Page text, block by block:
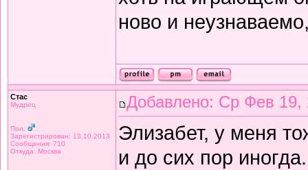
ново и
Стас
Мудрец
Пол:
Зарегистрирован: 13.10.2013
Сообщения: 710
Откуда: Москва
Добавлено: Ср Фев 19,
Элизабет, у меня
и до сих пор